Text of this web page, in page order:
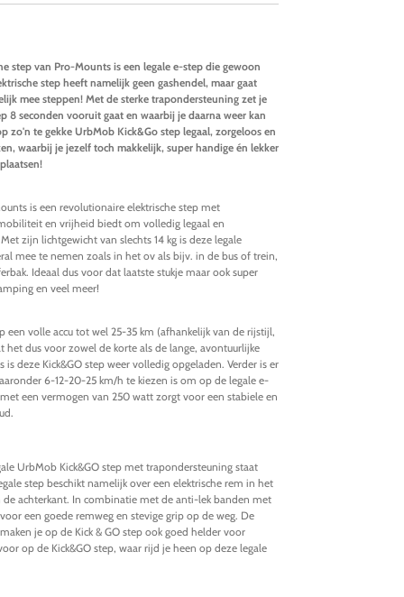
step van Pro-Mounts is een legale e-step die gewoon
step heeft namelijk geen gashendel, maar gaat
mee steppen! Met de sterke trapondersteuning zet je
8 seconden vooruit gaat en waarbij je daarna weer kan
zo'n te gekke UrbMob Kick&Go step legaal, zorgeloos en
waarbij je jezelf toch makkelijk, super handige én lekker
is een revolutionaire elektrische step met
en vrijheid biedt om volledig legaal en
zijn lichtgewicht van slechts 14 kg is deze legale
mee te nemen zoals in het ov als bijv. in de bus of trein,
Ideaal dus voor dat laatste stukje maar ook super
en veel meer!
een volle accu tot wel 25-35 km (afhankelijk van de rijstijl,
dus voor zowel de korte als de lange, avontuurlijke
deze Kick&GO step weer volledig opgeladen. Verder is er
6-12-20-25 km/h te kiezen is om op de legale e-
een vermogen van 250 watt zorgt voor een stabiele en
UrbMob Kick&GO step met trapondersteuning staat
step beschikt namelijk over een elektrische rem in het
achterkant. In combinatie met de anti-lek banden met
een goede remweg en stevige grip op de weg. De
je op de Kick & GO step ook goed helder voor
op de Kick&GO step, waar rijd je heen op deze legale